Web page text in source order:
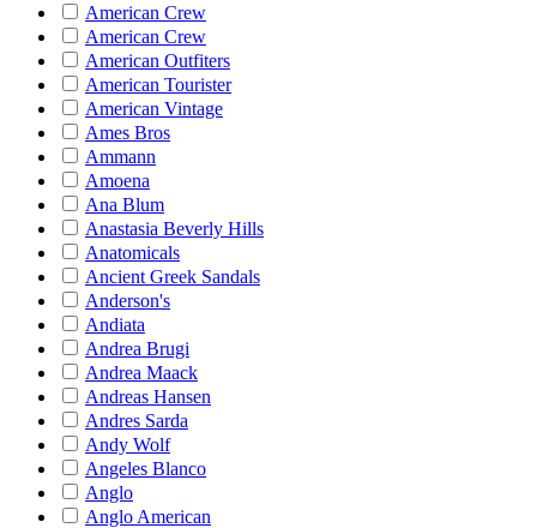
American Crew
American Crew
American Outfiters
American Tourister
American Vintage
Ames Bros
Ammann
Amoena
Ana Blum
Anastasia Beverly Hills
Anatomicals
Ancient Greek Sandals
Anderson's
Andiata
Andrea Brugi
Andrea Maack
Andreas Hansen
Andres Sarda
Andy Wolf
Angeles Blanco
Anglo
Anglo American